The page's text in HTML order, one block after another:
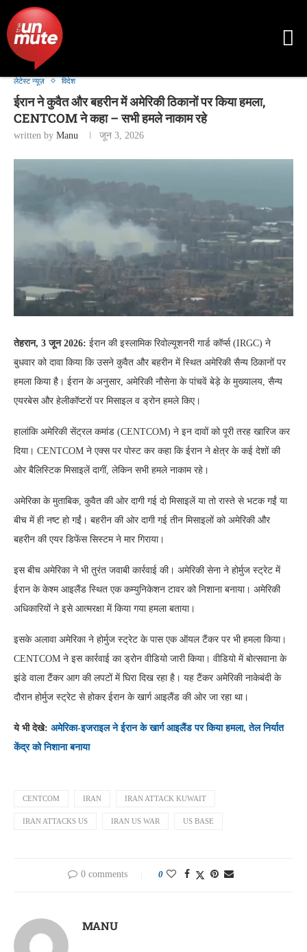
लेटेस्ट न्यूज़ विदेश
ईरान ने कुवैत और बहरीन में अमेरिकी ठिकानों पर किया हमला,
CENTCOM ने कहा – सभी हमले नाकाम रहे
written by Manu जून 3, 2026
तेहरान, 3 जून 2026: ईरान की इस्लामिक रिवोल्यूशनरी गार्ड कॉर्प्स (IRGC) ने
बुधवार को दावा किया कि उसने कुवैत और बहरीन में स्थित अमेरिकी सैन्य ठिकानों पर
हमला किया है। ईरान के अनुसार, अमेरिकी नौसेना के पांचवें बेड़े के मुख्यालय, सैन्य
एयरबेस और हेलीकॉप्टरों पर मिसाइल व ड्रोन हमले किए।
हालांकि अमेरिकी सेंट्रल कमांड (CENTCOM) ने इन दावों को पूरी तरह खारिज कर
दिया। CENTCOM ने एक्स पर पोस्ट कर कहा कि ईरान ने क्षेत्र के कई देशों की
ओर बैलिस्टिक मिसाइलें दागीं, लेकिन सभी हमले नाकाम रहे।
अमेरिका के मुताबिक, कुवैत की ओर दागी गई दो मिसाइलें या तो रास्ते से भटक गईं या
बीच में ही नष्ट हो गईं। बहरीन की ओर दागी गई तीन मिसाइलों को अमेरिकी और
बहरीन की एयर डिफेंस सिस्टम ने मार गिराया।
इस बीच अमेरिका ने भी तुरंत जवाबी कार्रवाई की। अमेरिकी सेना ने होर्मुज स्ट्रेट में
ईरान के केश्म आइलैंड स्थित एक कम्युनिकेशन टावर को निशाना बनाया। अमेरिकी
अधिकारियों ने इसे आत्मरक्षा में किया गया हमला बताया।
इसके अलावा अमेरिका ने होर्मुज स्ट्रेट के पास एक ऑयल टैंकर पर भी हमला किया।
CENTCOM ने इस कार्रवाई का ड्रोन वीडियो जारी किया। वीडियो में बोत्सवाना के
झंडे वाला टैंकर आग की लपटों में घिरा दिख रहा है। यह टैंकर अमेरिकी नाकेबंदी के
दौरान होर्मुज स्ट्रेट से होकर ईरान के खार्ग आइलैंड की ओर जा रहा था।
ये भी देखे: अमेरिका-इजराइल ने ईरान के खार्ग आइलैंड पर किया हमला, तेल निर्यात
केंद्र को निशाना बनाया
CENTCOM IRAN IRAN ATTACK KUWAIT
IRAN ATTACKS US IRAN US WAR US BASE
0 comments 0
MANU